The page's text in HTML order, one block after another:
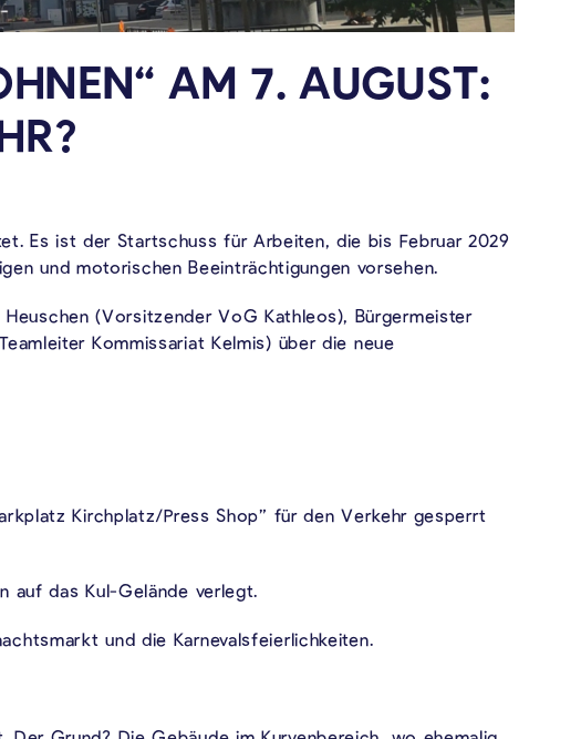
AM 7. AUGUST:
Es ist der Startschuss für Arbeiten, die bis Februar 2029
und motorischen Beeinträchtigungen vorsehen.
(Vorsitzender VoG Kathleos), Bürgermeister
Kommissariat Kelmis) über die neue
Kirchplatz/Press Shop” für den Verkehr gesperrt
auf das Kul-Gelände verlegt.
und die Karnevalsfeierlichkeiten.